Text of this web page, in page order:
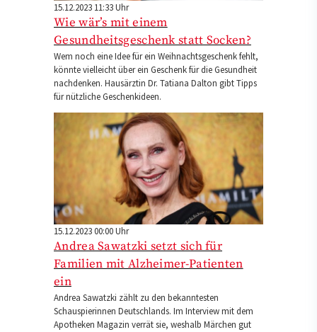
15.12.2023 11:33 Uhr
Wie wär’s mit einem
Gesundheitsgeschenk statt Socken?
Wem noch eine Idee für ein Weihnachtsgeschenk fehlt,
könnte vielleicht über ein Geschenk für die Gesundheit
nachdenken. Hausärztin Dr. Tatiana Dalton gibt Tipps
für nützliche Geschenkideen.
15.12.2023 00:00 Uhr
Andrea Sawatzki setzt sich für
Familien mit Alzheimer-Patienten
ein
Andrea Sawatzki zählt zu den bekanntesten
Schauspierinnen Deutschlands. Im Interview mit dem
Apotheken Magazin verrät sie, weshalb Märchen gut